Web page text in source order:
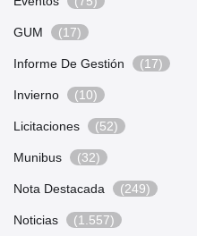
GUM (17)
Informe De Gestión (17)
Invierno (10)
Licitaciones (52)
Munibus (32)
Nota Destacada (249)
Noticias (1.557)